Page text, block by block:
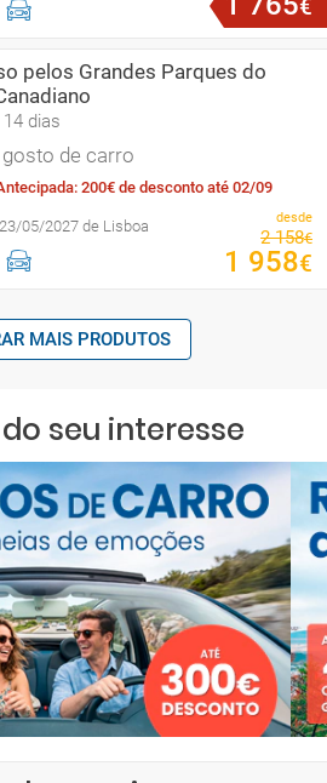
€
pelos Grandes Parques do
14 dias
de carro
200€ de desconto até 02/09
05/2027 de Lisboa desde
2 158€
1 958€
MAIS PRODUTOS
seu interesse